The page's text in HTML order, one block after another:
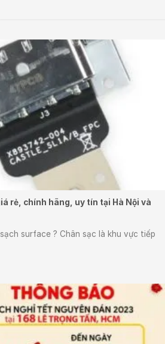
rẻ, chính hãng, uy tín tại Hà Nội và
surface ? Chân sạc là khu vực tiếp